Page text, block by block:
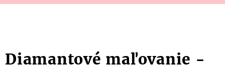
Diamantové maľovanie -